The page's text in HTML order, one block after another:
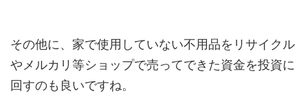
その他に、家で使用していない不用品をリサイクル
やメルカリ等ショップで売ってできた資金を投資に
回すのも良いですね。